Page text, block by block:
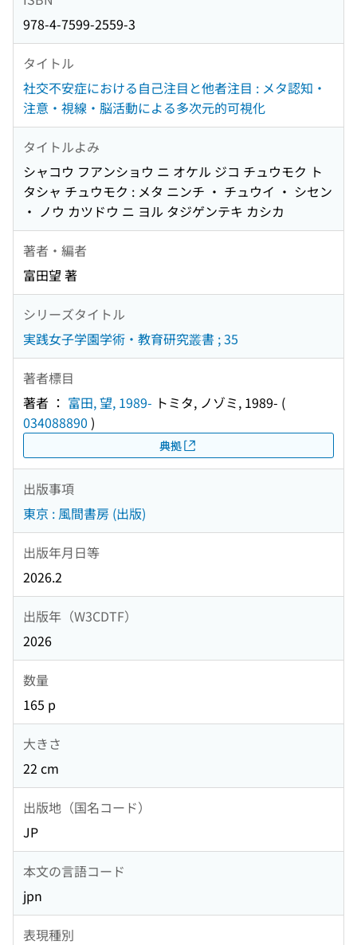
978-4-7599-2559-3
タイトル
社交不安症における自己注目と他者注目 : メタ認知・
注意・視線・脳活動による多次元的可視化
タイトルよみ
シャコウ フアンショウ ニ オケル ジコ チュウモク ト
タシャ チュウモク : メタ ニンチ ・ チュウイ ・ シセン
・ ノウ カツドウ ニ ヨル タジゲンテキ カシカ
著者・編者
富田望 著
シリーズタイトル
実践女子学園学術・教育研究叢書 ; 35
著者標目
著者 ： 富田, 望, 1989- トミタ, ノゾミ, 1989- (
034088890 )
典拠
出版事項
東京 : 風間書房 (出版)
出版年月日等
2026.2
出版年（W3CDTF）
2026
数量
165 p
大きさ
22 cm
出版地（国名コード）
JP
本文の言語コード
jpn
表現種別